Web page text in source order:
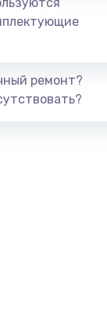
батарейки BIOS
Заказать
цепи питания
ремонт?